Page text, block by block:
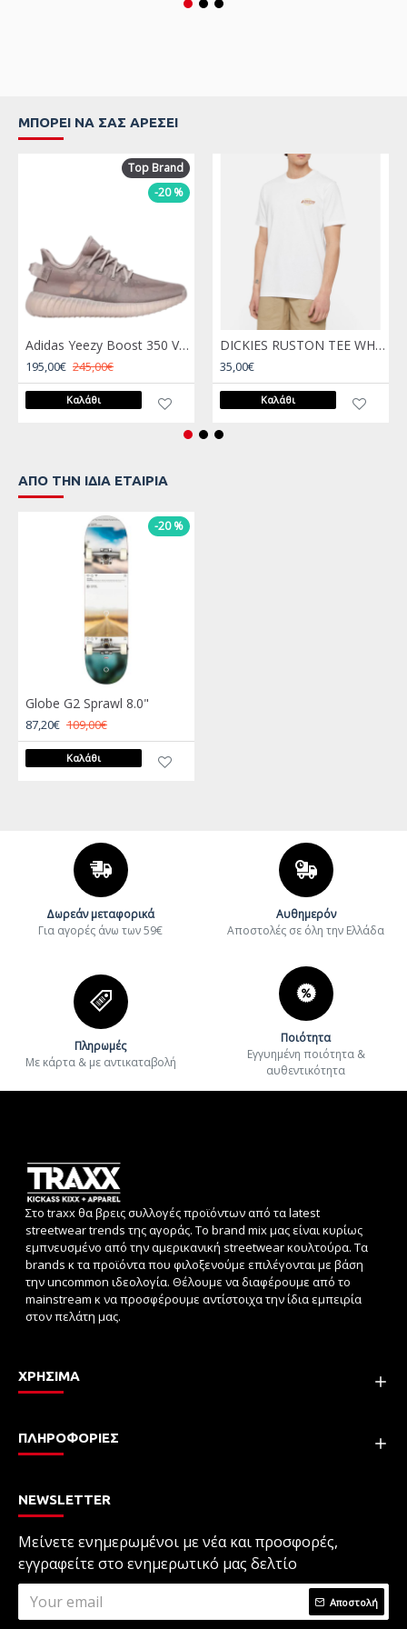
ΜΠΟΡΕΊ ΝΑ ΣΑΣ ΑΡΈΣΕΙ
Top Brand
-20 %
Adidas Yeezy Boost 350 V2 Mono Mist Μωβ
195,00€ 245,00€
Καλάθι
DICKIES RUSTON TEE WHT/PALE
35,00€
Καλάθι
ΑΠΌ ΤΗΝ ΊΔΙΑ ΕΤΑΙΡΊΑ
-20 %
Globe G2 Sprawl 8.0"
87,20€ 109,00€
Καλάθι
Δωρεάν μεταφορικά
Για αγορές άνω των 59€
Αυθημερόν
Aποστολές σε όλη την Ελλάδα
Πληρωμές
Με κάρτα & με αντικαταβολή
Ποιότητα
Εγγυημένη ποιότητα &
αυθεντικότητα
Στο traxx θα βρεις συλλογές προϊόντων από τα latest
streetwear trends της αγοράς. Το brand mix μας είναι κυρίως
εμπνευσμένο από την αμερικανική streetwear κουλτούρα. Τα
brands κ τα προϊόντα που φιλοξενούμε επιλέγονται με βάση
την uncommon ιδεολογία. Θέλουμε να διαφέρουμε από το
mainstream κ να προσφέρουμε αντίστοιχα την ίδια εμπειρία
στον πελάτη μας.
ΧΡΗΣΙΜΑ
ΠΛΗΡΟΦΟΡΙΕΣ
NEWSLETTER
Μείνετε ενημερωμένοι με νέα και προσφορές,
εγγραφείτε στο ενημερωτικό μας δελτίο
Αποστολή